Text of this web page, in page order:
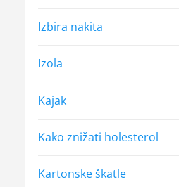
Izbira nakita
Izola
Kajak
Kako znižati holesterol
Kartonske škatle